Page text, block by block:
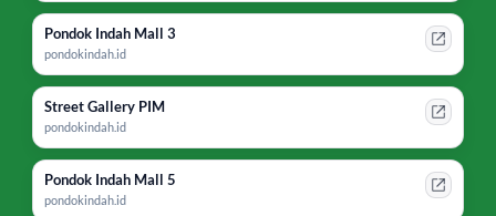
Pondok Indah Mall 3
pondokindah.id
Street Gallery PIM
pondokindah.id
Pondok Indah Mall 5
pondokindah.id